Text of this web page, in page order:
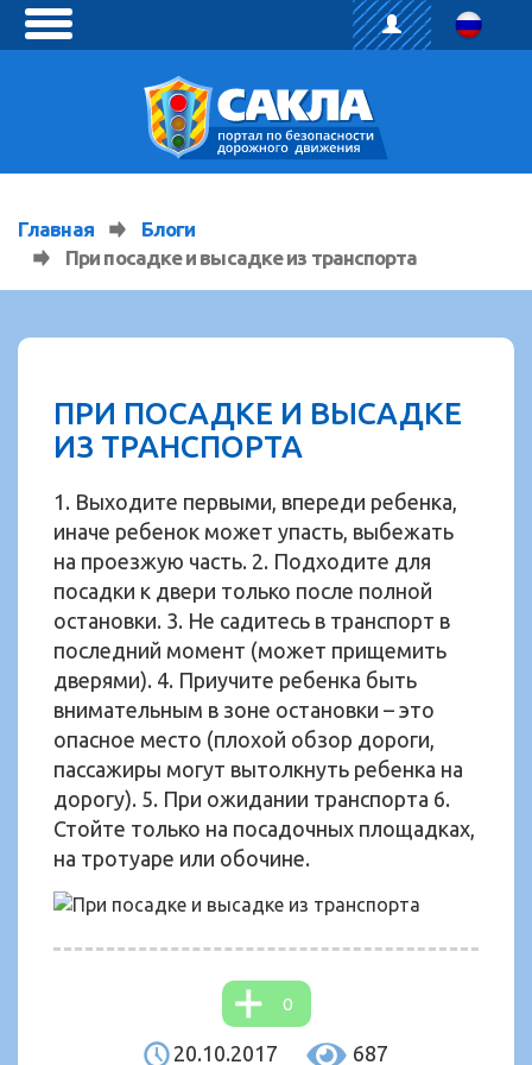
toggle
Главная
Блоги
При посадке и высадке из транспорта
ПРИ ПОСАДКЕ И ВЫСАДКЕ
ИЗ ТРАНСПОРТА
1. Выходите первыми, впереди ребенка,
иначе ребенок может упасть, выбежать
на проезжую часть. 2. Подходите для
посадки к двери только после полной
остановки. 3. Не садитесь в транспорт в
последний момент (может прищемить
дверями). 4. Приучите ребенка быть
внимательным в зоне остановки – это
опасное место (плохой обзор дороги,
пассажиры могут вытолкнуть ребенка на
дорогу). 5. При ожидании транспорта 6.
Стойте только на посадочных площадках,
на тротуаре или обочине.
0
20.10.2017 687